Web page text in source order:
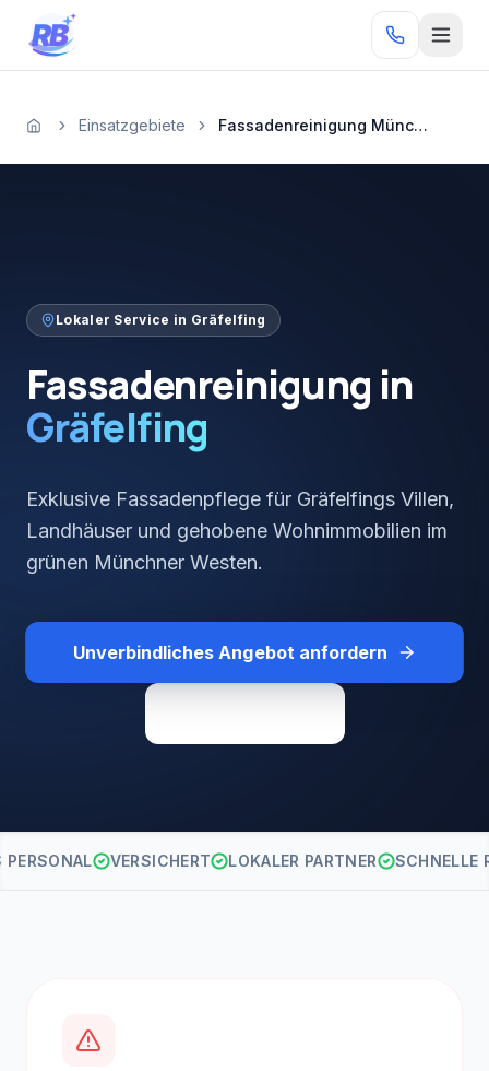
Zum Inhalt springen
RB
StartseiteEinsatzgebiete Fassadenreinigung München Gräfelfing
Lokaler Service in Gräfelfing
Fassadenreinigung in
Gräfelfing
Exklusive Fassadenpflege für Gräfelfings Villen,
Landhäuser und gehobene Wohnimmobilien im
grünen Münchner Westen.
Unverbindliches Angebot anfordern
PERSONAL VERSICHERT LOKALER PARTNER SCHNELLE